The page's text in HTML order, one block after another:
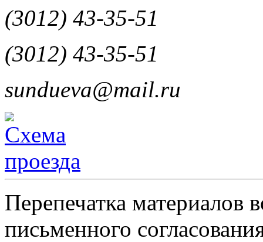
(3012) 43-35-51
(3012) 43-35-51
sundueva@mail.ru
Перепечатка материалов
письменного